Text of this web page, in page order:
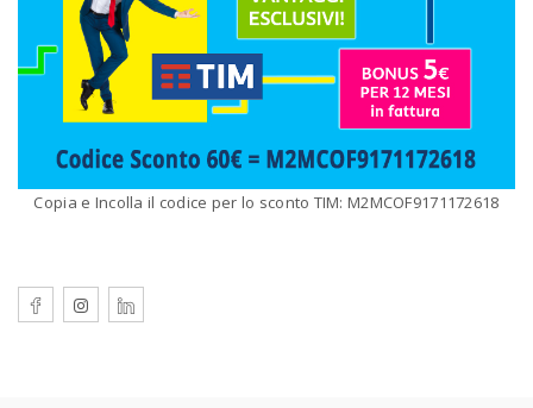
Copia e Incolla il codice per lo sconto TIM: M2MCOF9171172618